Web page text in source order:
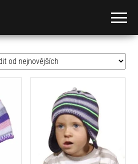
od nejnovějších